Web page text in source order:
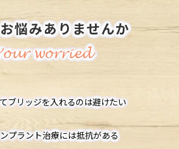
悩みありませんか
worried
ブリッジを入れるのは避けたい
プラント治療には抵抗がある